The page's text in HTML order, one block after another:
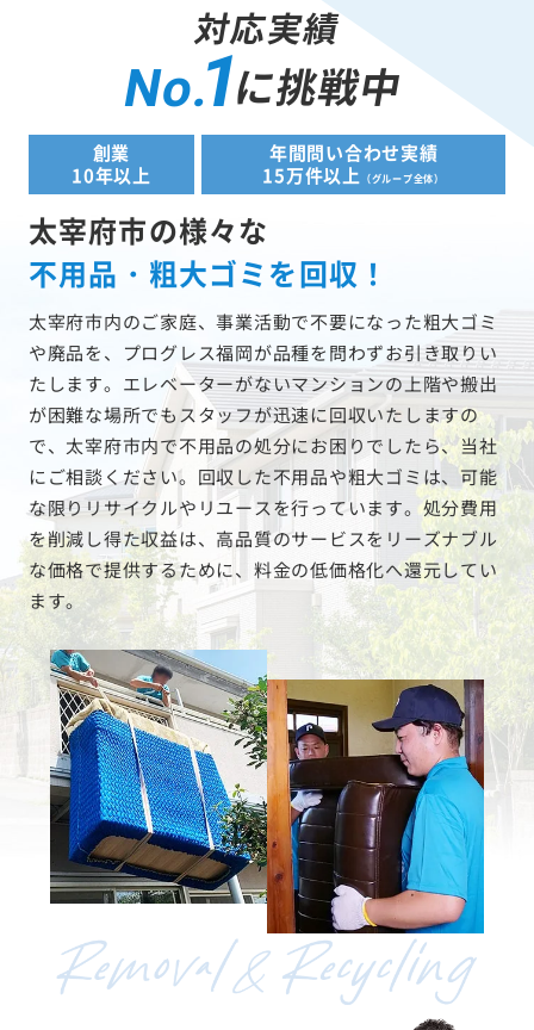
対応実績
No.1に挑戦中
創業
10年以上
年間問い合わせ実績
15万件以上
（グループ全体）
太宰府市の様々な
不用品・粗大ゴミを回収！
太宰府市内のご家庭、事業活動で不要になった粗大ゴミ
や廃品を、プログレス福岡が品種を問わずお引き取りい
たします。エレベーターがないマンションの上階や搬出
が困難な場所でもスタッフが迅速に回収いたしますの
で、太宰府市内で不用品の処分にお困りでしたら、当社
にご相談ください。回収した不用品や粗大ゴミは、可能
な限りリサイクルやリユースを行っています。処分費用
を削減し得た収益は、高品質のサービスをリーズナブル
な価格で提供するために、料金の低価格化へ還元してい
ます。